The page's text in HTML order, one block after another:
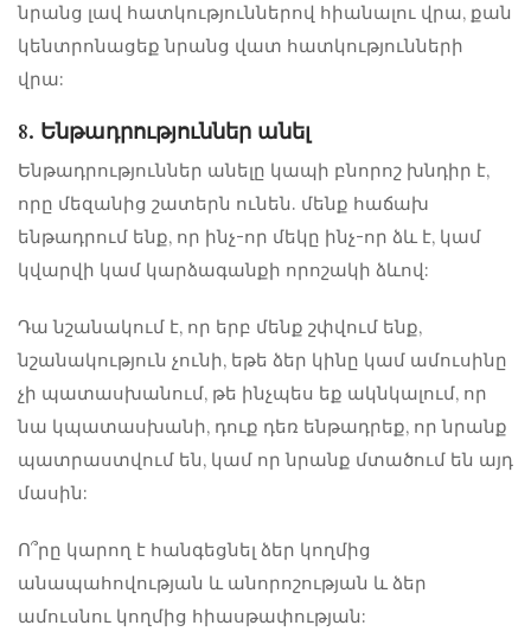
նրանց լավ հատկություններով հիանալու վրա, քան
կենտրոնացեք նրանց վատ հատկությունների
վրա:
8. Ենթադրություններ անել
Ենթադրություններ անելը կապի բնորոշ խնդիր է,
որը մեզանից շատերն ունեն. մենք հաճախ
ենթադրում ենք, որ ինչ-որ մեկը ինչ-որ ձև է, կամ
կվարվի կամ կարձագանքի որոշակի ձևով:
Դա նշանակում է, որ երբ մենք շփվում ենք,
նշանակություն չունի, եթե ձեր կինը կամ ամուսինը
չի պատասխանում, թե ինչպես եք ակնկալում, որ
նա կպատասխանի, դուք դեռ ենթադրեք, որ նրանք
պատրաստվում են, կամ որ նրանք մտածում են այդ
մասին:
Ո՞րը կարող է հանգեցնել ձեր կողմից
անապահովության և անորոշության և ձեր
ամուսնու կողմից հիասթափության: